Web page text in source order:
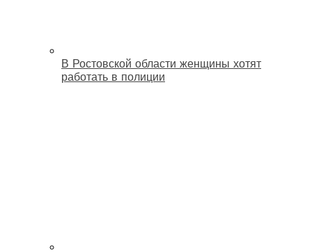
В Ростовской области женщины хотят
работать в полиции